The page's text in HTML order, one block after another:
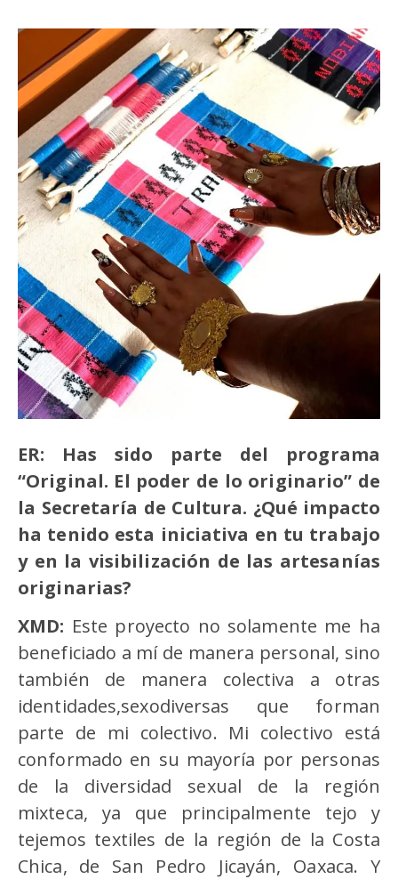
ER: Has sido parte del programa
“Original. El poder de lo originario” de
la Secretaría de Cultura. ¿Qué impacto
ha tenido esta iniciativa en tu trabajo
y en la visibilización de las artesanías
originarias?
XMD: Este proyecto no solamente me ha
beneficiado a mí de manera personal, sino
también de manera colectiva a otras
identidades,sexodiversas que forman
parte de mi colectivo. Mi colectivo está
conformado en su mayoría por personas
de la diversidad sexual de la región
mixteca, ya que principalmente tejo y
tejemos textiles de la región de la Costa
Chica, de San Pedro Jicayán, Oaxaca. Y